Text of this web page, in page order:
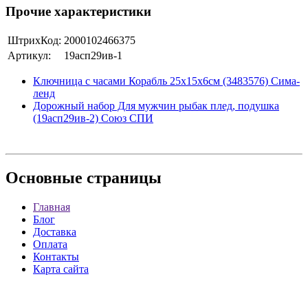
Прочие характеристики
ШтрихКод: 2000102466375
Артикул:
19асп29ив-1
Ключница с часами Корабль 25х15х6см (3483576) Сима-
ленд
Дорожный набор Для мужчин рыбак плед, подушка
(19асп29ив-2) Союз СПИ
Основные страницы
Главная
Блог
Доставка
Оплата
Контакты
Карта сайта